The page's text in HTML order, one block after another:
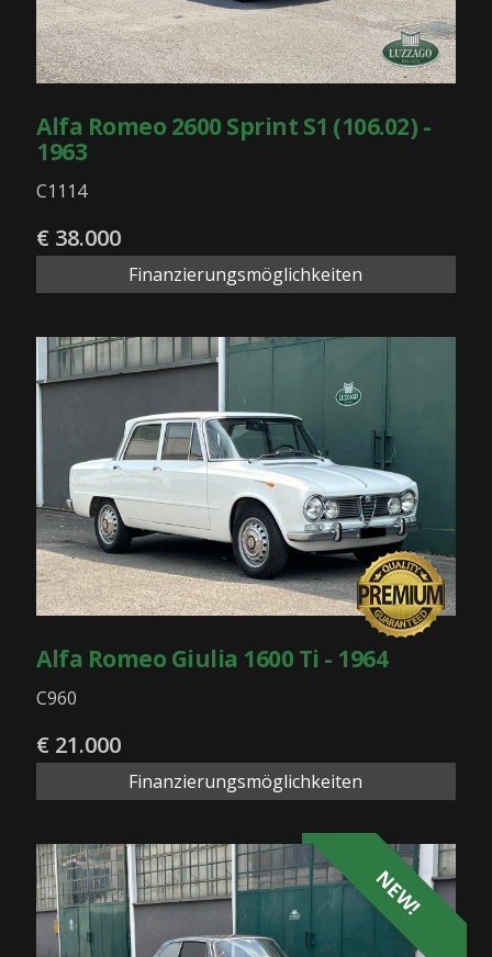
Alfa Romeo 2600 Sprint S1 (106.02) -
1963
C1114
€ 38.000
Finanzierungsmöglichkeiten
Alfa Romeo Giulia 1600 Ti - 1964
C960
€ 21.000
Finanzierungsmöglichkeiten
NEW!